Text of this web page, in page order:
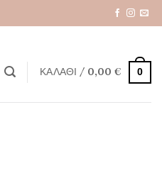
ΚΑΛΆΘΙ / 0,00€ 0